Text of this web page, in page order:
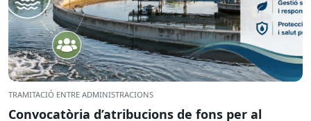
TRAMITACIÓ ENTRE ADMINISTRACIONS
Convocatòria d’atribucions de fons per al